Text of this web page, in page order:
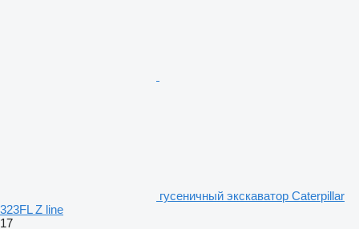
гусеничный экскаватор Caterpillar
323FL Z line
17